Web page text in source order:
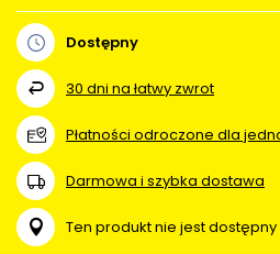
Dostępny
30 dni na łatwy zwrot
Płatności odroczone dla
Darmowa i szybka dostawa
Ten produkt nie jest